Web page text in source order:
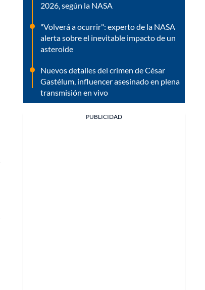
2026, según la NASA
"Volverá a ocurrir": experto de la NASA
alerta sobre el inevitable impacto de un
asteroide
Nuevos detalles del crimen de César
Gastélum, influencer asesinado en plena
transmisión en vivo
PUBLICIDAD